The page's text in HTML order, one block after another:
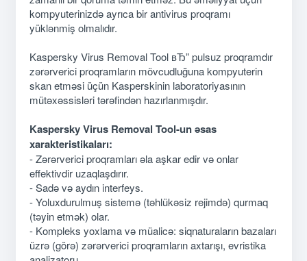
kompyuterinizdə ayrıca bir antivirus proqramı
yüklənmiş olmalıdır.
Kaspersky Virus Removal Tool вЂ” pulsuz proqramdır
zərərverici proqramların mövcudluğuna kompyuterin
skan etməsi üçün Kasperskinin laboratoriyasının
mütəxəssisləri tərəfindən hazırlanmışdır.
Kaspersky Virus Removal Tool-un əsas
xarakteristikaları:
- Zərərverici proqramları əla aşkar edir və onlar
effektivdir uzaqlaşdırır.
- Sadə və aydın interfeys.
- Yoluxdurulmuş sistemə (təhlükəsiz rejimdə) qurmaq
(təyin etmək) olar.
- Kompleks yoxlama və müalicə: siqnaturaların bazaları
üzrə (görə) zərərverici proqramların axtarışı, evristika